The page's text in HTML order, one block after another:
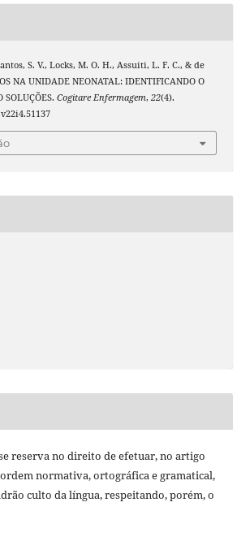
S. V., Locks, M. O. H., Assuiti, L. F. C., & de
NA UNIDADE NEONATAL: IDENTIFICANDO O
SOLUÇÕES. Cogitare Enfermagem, 22(4).
reserva no direito de efetuar, no artigo
normativa, ortográfica e gramatical,
culto da língua, respeitando, porém, o